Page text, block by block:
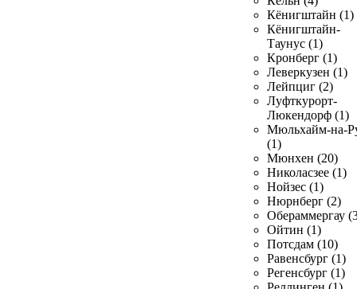
Кёнигштайн (1)
Кёнигштайн-
Таунус (1)
Кронберг (1)
Леверкузен (1)
Лейпциг (2)
Луфткурорт-
Люкендорф (1)
Мюльхайм-на-
(1)
Мюнхен (20)
Николасзее (1)
Нойзес (1)
Нюрнберг (2)
Обераммергау
Ойтин (1)
Потсдам (10)
Равенсбург (1)
Регенсбург (1)